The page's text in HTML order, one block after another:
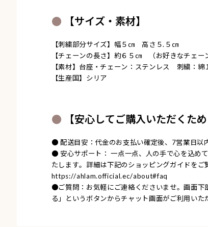
【サイズ・素材】
【刺繍部分サイズ】幅５㎝ 高さ５.５㎝
【チェーンの長さ】約６５㎝ （お好きなチェー
【素材】台座・チェーン：ステンレス 刺繍：綿
【生産国】シリア
【安心してご購入いただくため
● 配送目安：代金のお支払い確定後、7営業日以
● 安心サポート： 一点一点、人の手で心を込め
たします。詳細は下記のショッピングガイドをご
https://ahlam.official.ec/about#faq
●ご質問：お気軽にご連絡くださいませ。画面
る」というボタンからチャット画面がご利用いた